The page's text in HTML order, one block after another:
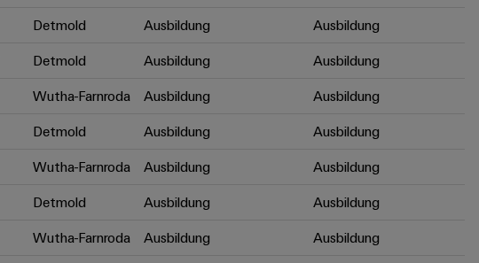
Detmold Ausbildung
Ausbildung
Detmold Ausbildung
Ausbildung
Wutha-Farnroda Ausbildung
Ausbildung
Detmold Ausbildung
Ausbildung
Wutha-Farnroda Ausbildung
Ausbildung
Detmold Ausbildung
Ausbildung
Wutha-Farnroda Ausbildung
Ausbildung